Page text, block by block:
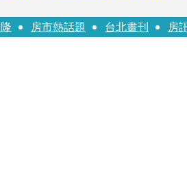
船？ 宏碁派任李文詳接掌兆基屋
房市熱話題 台北畫刊 房